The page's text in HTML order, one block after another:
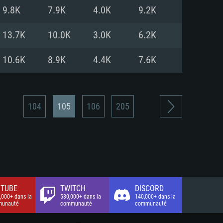
(client complet)
(client complet)
(client complet)
9.8K 7.9K 4.0K 9.2K
13.7K 10.0K 3.0K 6.2K
10.6K 8.9K 4.4K 7.6K
104 105 106 205
dans la
TWITCH
530,000+ dans la
communauté
DISCORD
140,000+ dans la
communauté